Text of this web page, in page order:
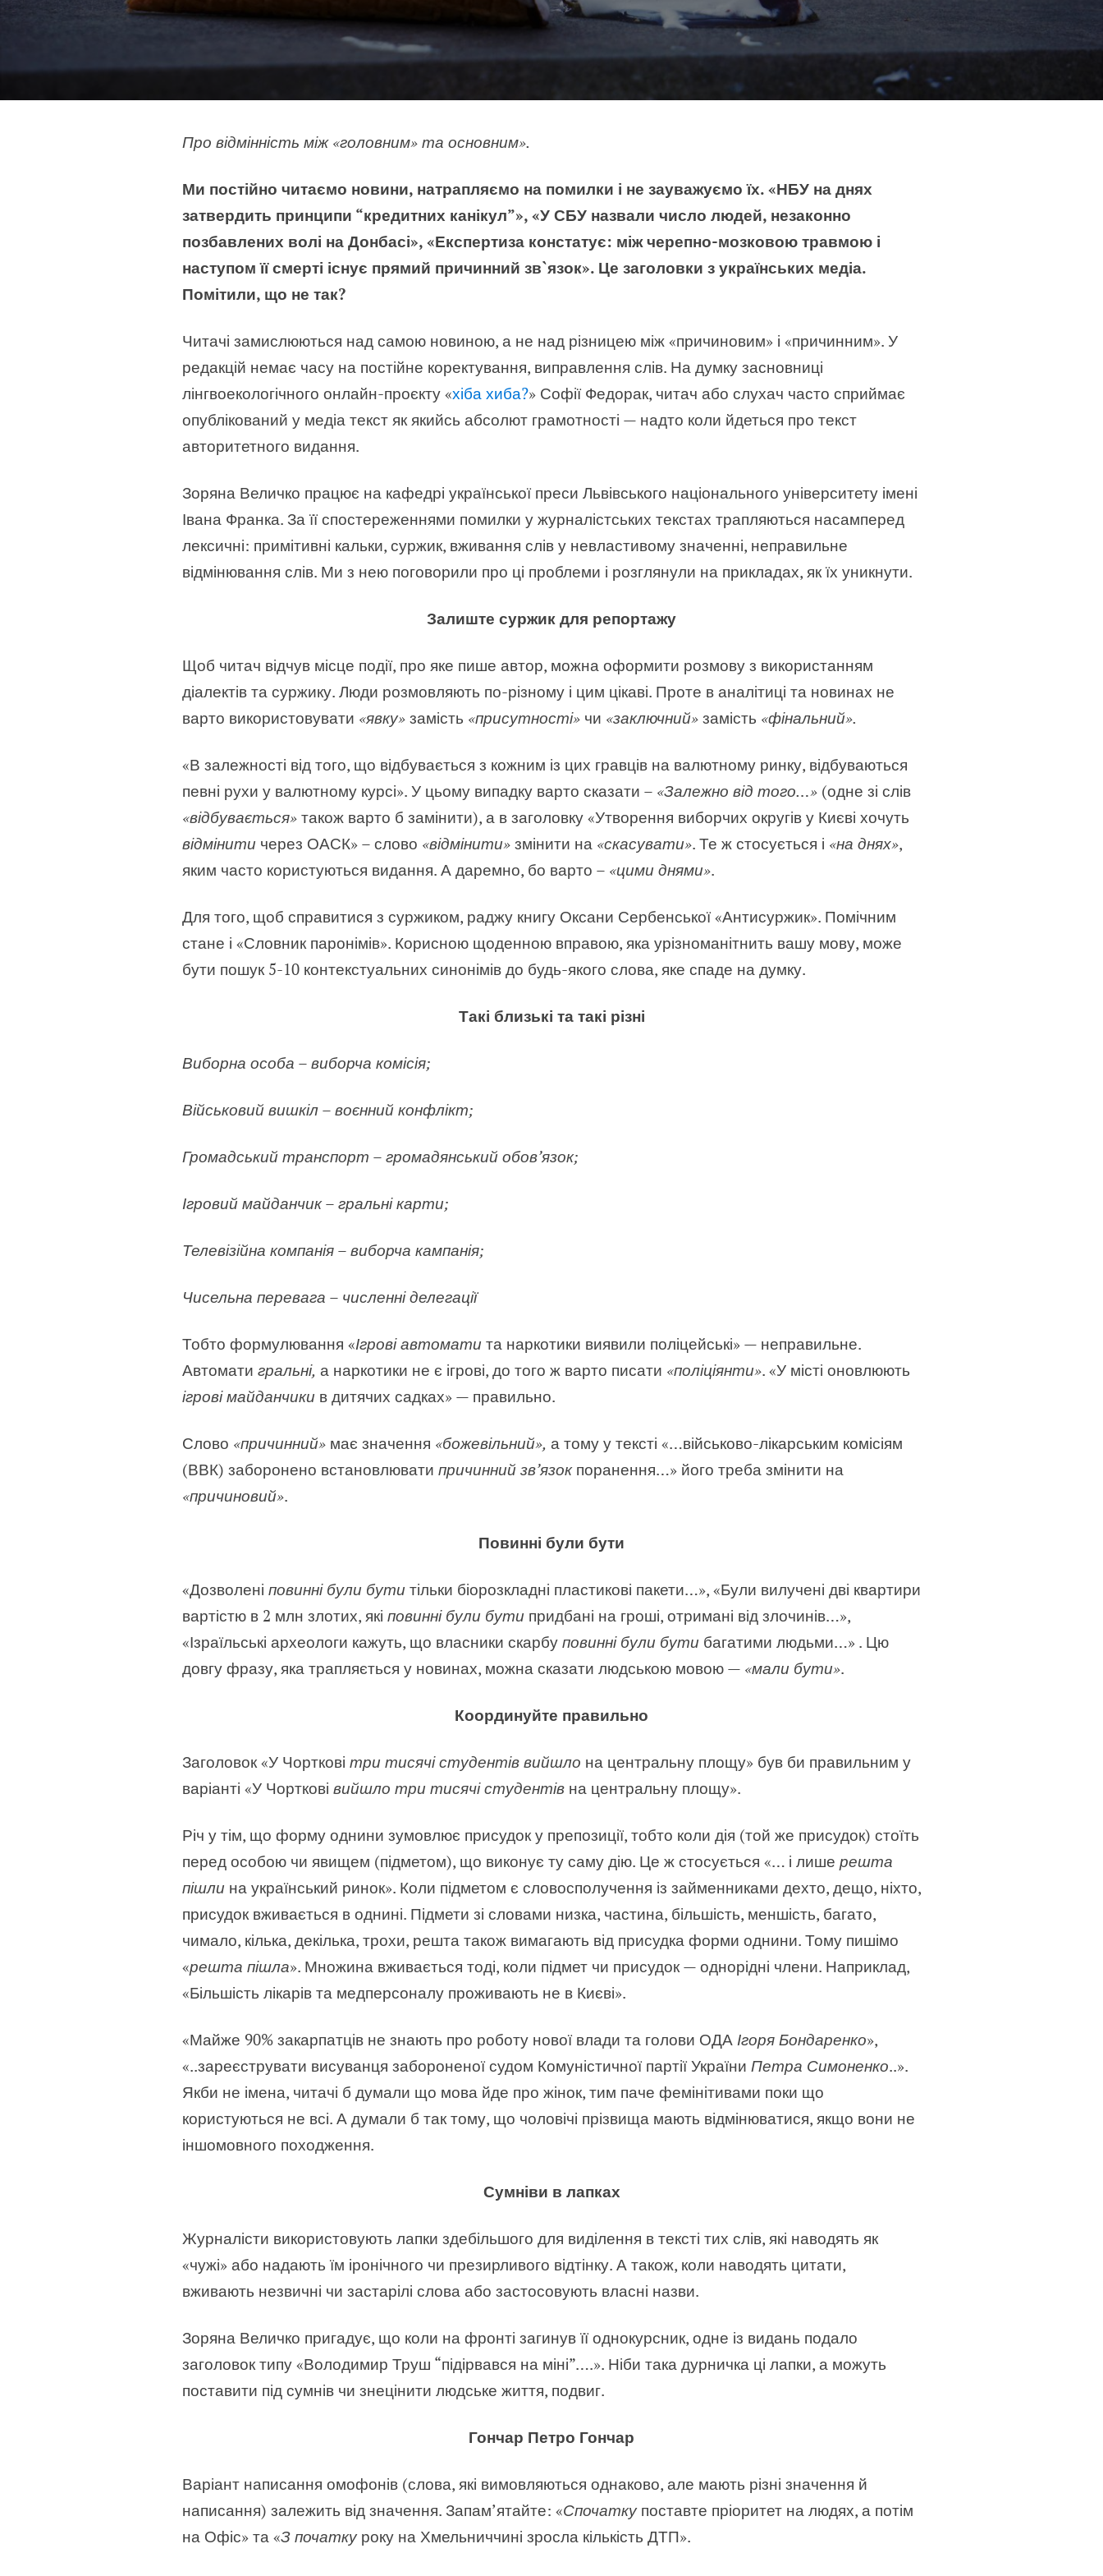
Про відмінність між «головним» та основним».
Ми постійно читаємо новини, натрапляємо на помилки і не зауважуємо їх. «НБУ на днях
затвердить принципи “кредитних канікул”», «У СБУ назвали число людей, незаконно
позбавлених волі на Донбасі», «Експертиза констатує: між черепно-мозковою травмою і
наступом її смерті існує прямий причинний зв`язок». Це заголовки з українських медіа.
Помітили, що не так?
Читачі замислюються над самою новиною, а не над різницею між «причиновим» і «причинним». У
редакцій немає часу на постійне коректування, виправлення слів. На думку засновниці
лінгвоекологічного онлайн-проєкту «хіба хиба?» Софії Федорак, читач або слухач часто сприймає
опублікований у медіа текст як якийсь абсолют грамотності — надто коли йдеться про текст
авторитетного видання.
Зоряна Величко працює на кафедрі української преси Львівського національного університету імені
Івана Франка. За її спостереженнями помилки у журналістських текстах трапляються насамперед
лексичні: примітивні кальки, суржик, вживання слів у невластивому значенні, неправильне
відмінювання слів. Ми з нею поговорили про ці проблеми і розглянули на прикладах, як їх уникнути.
Залиште суржик для репортажу
Щоб читач відчув місце події, про яке пише автор, можна оформити розмову з використанням
діалектів та суржику. Люди розмовляють по-різному і цим цікаві. Проте в аналітиці та новинах не
варто використовувати «явку» замість «присутності» чи «заключний» замість «фінальний».
«В залежності від того, що відбувається з кожним із цих гравців на валютному ринку, відбуваються
певні рухи у валютному курсі». У цьому випадку варто сказати – «Залежно від того…» (одне зі слів
«відбувається» також варто б замінити), а в заголовку «Утворення виборчих округів у Києві хочуть
відмінити через ОАСК» – слово «відмінити» змінити на «скасувати». Те ж стосується і «на днях»,
яким часто користуються видання. А даремно, бо варто – «цими днями».
Для того, щоб справитися з суржиком, раджу книгу Оксани Сербенської «Антисуржик». Помічним
стане і «Словник паронімів». Корисною щоденною вправою, яка урізноманітнить вашу мову, може
бути пошук 5-10 контекстуальних синонімів до будь-якого слова, яке спаде на думку.
Такі близькі та такі різні
Виборна особа – виборча комісія;
Військовий вишкіл – воєнний конфлікт;
Громадський транспорт – громадянський обов’язок;
Ігровий майданчик – гральні карти;
Телевізійна компанія – виборча кампанія;
Чисельна перевага – численні делегації
Тобто формулювання «Ігрові автомати та наркотики виявили поліцейські» — неправильне.
Автомати гральні, а наркотики не є ігрові, до того ж варто писати «поліціянти». «У місті оновлюють
ігрові майданчики в дитячих садках» — правильно.
Слово «причинний» має значення «божевільний», а тому у тексті «…військово-лікарським комісіям
(ВВК) заборонено встановлювати причинний зв’язокпоранення…» його треба змінити на
«причиновий».
Повинні були бути
«Дозволені повинні були бути тільки біорозкладні пластикові пакети…», «Були вилучені дві квартири
вартістю в 2 млн злотих, які повинні були бути придбані на гроші, отримані від злочинів…»,
«Ізраїльські археологи кажуть, що власники скарбу повинні були бути багатими людьми…» . Цю
довгу фразу, яка трапляється у новинах, можна сказати людською мовою — «мали бути».
Координуйте правильно
Заголовок «У Чорткові три тисячі студентів вийшло на центральну площу» був би правильним у
варіанті «У Чорткові вийшло три тисячі студентів на центральну площу».
Річ у тім, що форму однини зумовлює присудок у препозиції, тобто коли дія (той же присудок) стоїть
перед особою чи явищем (підметом), що виконує ту саму дію. Це ж стосується «… і лише решта
пішли на український ринок». Коли підметом є словосполучення із займенниками дехто, дещо, ніхто,
присудок вживається в однині. Підмети зі словами низка, частина, більшість, меншість, багато,
чимало, кілька, декілька, трохи, решта також вимагають від присудка форми однини. Тому пишімо
«решта пішла». Множина вживається тоді, коли підмет чи присудок — однорідні члени. Наприклад,
«Більшість лікарів та медперсоналу проживають не в Києві».
«Майже 90% закарпатців не знають про роботу нової влади та голови ОДА Ігоря Бондаренко»,
«..зареєструвати висуванця забороненої судом Комуністичної партії України Петра Симоненко..».
Якби не імена, читачі б думали що мова йде про жінок, тим паче фемінітивами поки що
користуються не всі. А думали б так тому, що чоловічі прізвища мають відмінюватися, якщо вони не
іншомовного походження.
Сумніви в лапках
Журналісти використовують лапки здебільшого для виділення в тексті тих слів, які наводять як
«чужі» або надають їм іронічного чи презирливого відтінку. А також, коли наводять цитати,
вживають незвичні чи застарілі слова або застосовують власні назви.
Зоряна Величко пригадує, що коли на фронті загинув її однокурсник, одне із видань подало
заголовок типу «Володимир Труш “підірвався на міні”….». Ніби така дурничка ці лапки, а можуть
поставити під сумнів чи знецінити людське життя, подвиг.
Гончар Петро Гончар
Варіант написання омофонів (слова, які вимовляються однаково, але мають різні значення й
написання) залежить від значення. Запам’ятайте: «Спочаткупоставте пріоритет на людях, а потім
на Офіс» та «З початкуроку на Хмельниччині зросла кількість ДТП».